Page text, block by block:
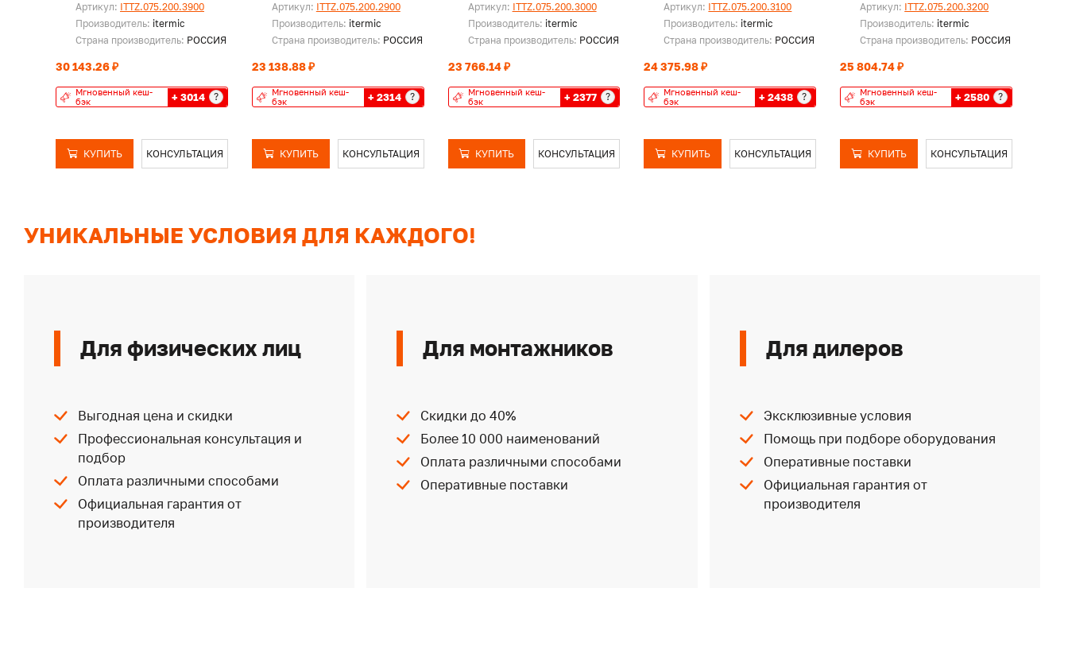
Артикул: ITTZ.075.200.3900
Производитель: itermic
Страна производитель: РОССИЯ
30 143.26 ₽
Мгновенный кеш-
бэк
+ 3014 ?
КУПИТЬ КОНСУЛЬТАЦИЯ
Артикул: ITTZ.075.200.2900
Производитель: itermic
Страна производитель: РОССИЯ
23 138.88 ₽
Мгновенный кеш-
бэк
+ 2314 ?
КУПИТЬ КОНСУЛЬТАЦИЯ
Артикул: ITTZ.075.200.3000
Производитель: itermic
Страна производитель: РОССИЯ
23 766.14 ₽
Мгновенный кеш-
бэк
+ 2377 ?
КУПИТЬ КОНСУЛЬТАЦИЯ
Артикул: ITTZ.075.200.3100
Производитель: itermic
Страна производитель: РОССИЯ
24 375.98 ₽
Мгновенный кеш-
бэк
+ 2438 ?
КУПИТЬ КОНСУЛЬТАЦИЯ
Артикул: ITTZ.075.200.3200
Производитель: itermic
Страна производитель: РОССИЯ
25 804.74 ₽
Мгновенный кеш-
бэк
+ 2580 ?
КУПИТЬ КОНСУЛЬТАЦИЯ
УНИКАЛЬНЫЕ УСЛОВИЯ ДЛЯ КАЖДОГО!
Для физических лиц
Выгодная цена и скидки
Профессиональная консультация и
подбор
Оплата различными способами
Официальная гарантия от
производителя
Для монтажников
Скидки до 40%
Более 10 000 наименований
Оплата различными способами
Оперативные поставки
Для дилеров
Эксклюзивные условия
Помощь при подборе оборудования
Оперативные поставки
Официальная гарантия от
производителя